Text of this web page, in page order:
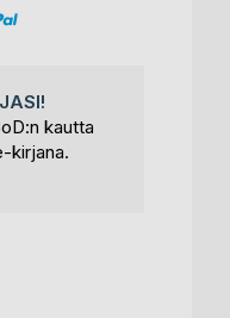
kautta
kirjana.